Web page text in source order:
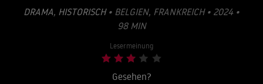
DRAMA, HISTORISCH• BELGIEN, FRANKREICH • 2024 •
98 MIN
Lesermeinung
Gesehen?